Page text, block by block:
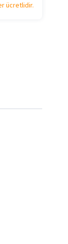
ücretlidir.